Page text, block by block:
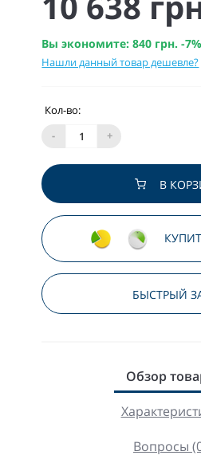
Вы экономите:840 грн. -7%
Нашли данный товар дешевле?
Кол-во:
-
+
В
БЫСТРЫЙ
Обзор
Вопросы